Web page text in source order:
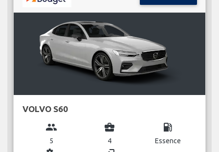
VOLVO S60
group
5
business_center
4
local_gas_station
Essence